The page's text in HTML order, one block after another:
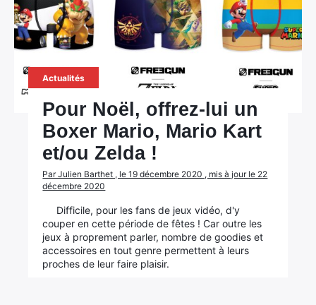
Actualités
Pour Noël, offrez-lui un
Boxer Mario, Mario Kart
et/ou Zelda !
Par Julien Barthet , le 19 décembre 2020 , mis à jour le 22
décembre 2020
Difficile, pour les fans de jeux vidéo, d'y
couper en cette période de fêtes ! Car outre les
jeux à proprement parler, nombre de goodies et
accessoires en tout genre permettent à leurs
proches de leur faire plaisir.